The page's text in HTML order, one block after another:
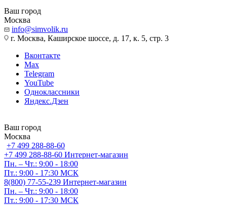
Ваш город
Москва
info@simvolik.ru
г. Москва, Каширское шоссе, д. 17, к. 5, стр. 3
Вконтакте
Max
Telegram
YouTube
Одноклассники
Яндекс.Дзен
Ваш город
Москва
+7 499 288-88-60
+7 499 288-88-60 Интернет-магазин
Пн. – Чт.: 9:00 - 18:00
Пт.: 9:00 - 17:30 МСК
8(800) 77-55-239 Интернет-магазин
Пн. – Чт.: 9:00 - 18:00
Пт.: 9:00 - 17:30 МСК